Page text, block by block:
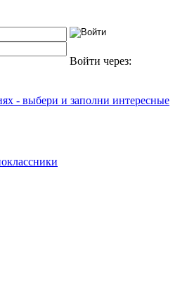
Войти через:
- выбери и заполни интересные